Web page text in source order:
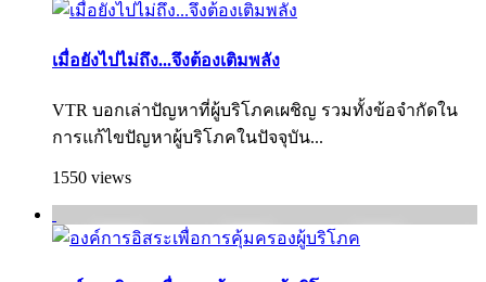
เมื่อยังไปไม่ถึง...จึงต้องเติมพลัง
VTR บอกเล่าปัญหาที่ผู้บริโภคเผชิญ รวมทั้งข้อจำกัดใน
การแก้ไขปัญหาผู้บริโภคใ­นปัจจุบัน...
1550 views